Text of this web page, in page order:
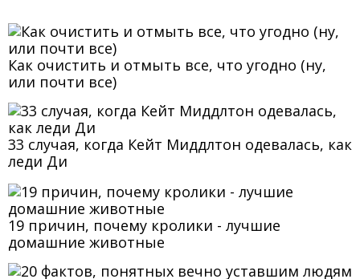
Как очистить и отмыть все, что угодно (ну,
или почти все)
33 случая, когда Кейт Миддлтон одевалась, как
леди Ди
19 причин, почему кролики - лучшие
домашние животные